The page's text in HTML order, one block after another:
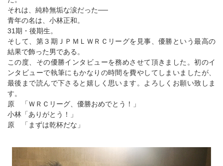
それは、純粋無垢な涙だった──
青年の名は、小林正和。
31期・後期生。
そして、第３期ＪＰＭＬＷＲＣリーグを見事、優勝という最高の
結果で飾った男である。
この度、その優勝インタビューを務めさせて頂きました。初のイ
ンタビューで執筆にもかなりの時間を費やしてしまいましたが、
最後まで読んで下さると嬉しく思います。よろしくお願い致しま
す。
原 「ＷＲＣリーグ、優勝おめでとう！」
小林「ありがとう！」
原 「まずは乾杯だな」